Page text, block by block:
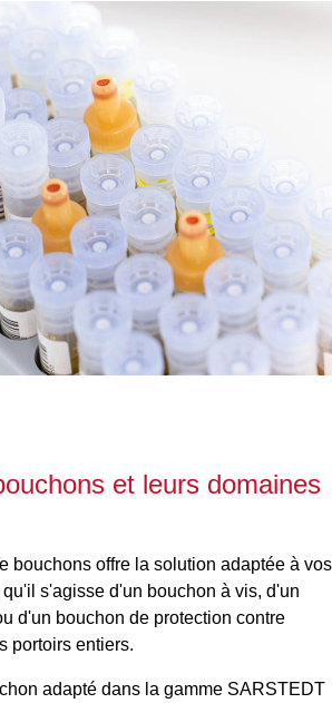
et leurs domaines
bouchons offre la solution adaptée à vos
qu'il s'agisse d'un bouchon à vis, d'un
d'un bouchon de protection contre
portoirs entiers.
adapté dans la gamme SARSTEDT